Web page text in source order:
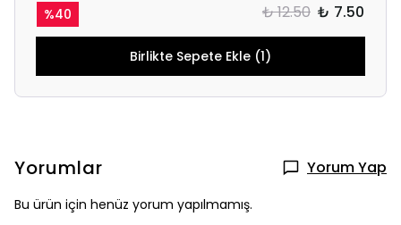
%40 ₺ 12.50 ₺ 7.50
Birlikte Sepete Ekle (1)
Yorumlar Yorum Yap
Bu ürün için henüz yorum yapılmamış.